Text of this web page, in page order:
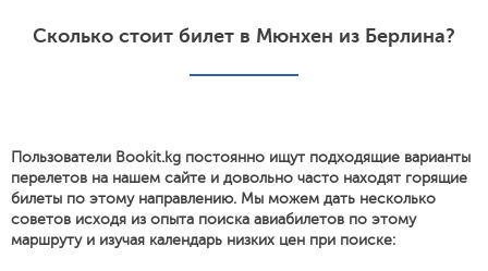
Сколько стоит билет в Мюнхен из Берлина?
Пользователи Bookit.kg постоянно ищут подходящие варианты
перелетов на нашем сайте и довольно часто находят горящие
билеты по этому направлению. Мы можем дать несколько
советов исходя из опыта поиска авиабилетов по этому
маршруту и изучая календарь низких цен при поиске: